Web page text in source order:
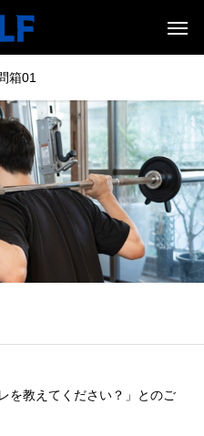
箱01
を教えてください？」とのご